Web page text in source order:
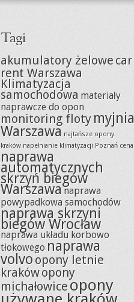
Tagi
akumulatory żelowecar
rent Warszawa
Klimatyzacja
samochodowa materiały
naprawcze do opon
monitoring floty myjnia
Warszawa najtańsze opony
kraków napełnianie klimatyzacji Poznań cena
naprawa
automatycznych
skrzyń biegów
Warszawa naprawa
powypadkowa samochodów
naprawa skrzyni
biegów Wrocław
naprawa układu korbowo
tłokowego naprawa
volvoopony letnie
krakówopony
michałowiceopony